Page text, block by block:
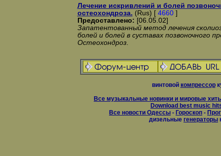
Лечение искривлений и болей
остеохондроза. (Rus) [ 4660]
Предоставлено: [06.05.02]
Запатентованный метод лечения
болей и болей в суставах позвоночного
Остеохондроз.
винтовой компрессор
Все музыкальные новинки и мировые
Download best music
Все новости Одессы - Гороскоп -
дизельные генераторы